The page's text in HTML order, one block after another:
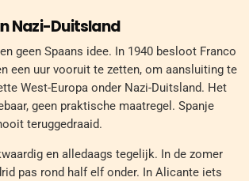
Nazi-Duitsland
geen Spaans idee. In 1940 besloot Franco
een uur vooruit te zetten, om aansluiting te
West-Europa onder Nazi-Duitsland. Het
geen praktische maatregel. Spanje
teruggedraaid.
en alledaags tegelijk. In de zomer
pas rond half elf onder. In Alicante iets